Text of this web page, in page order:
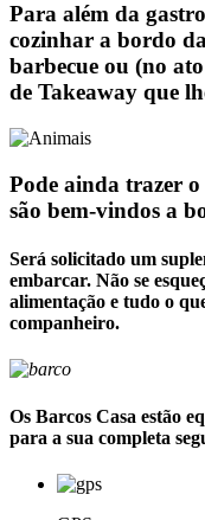
Para além da
cozinhar a bordo
barbecue ou (no
de Takeaway que
Pode ainda trazer o
são bem-vindos a
Será solicitado um
embarcar. Não se
alimentação e tudo o
companheiro.
Os Barcos Casa estão
para a sua completa